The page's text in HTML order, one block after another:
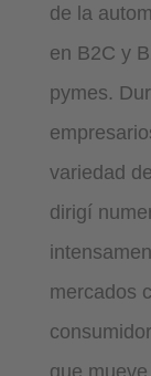
de la
en B2C y
pymes.
variedad
dirigí
mercados
que